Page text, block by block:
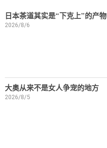
日本茶道其实是“下克上”的产物
2026/8/6
大奥从来不是女人争宠的地方
2026/8/5